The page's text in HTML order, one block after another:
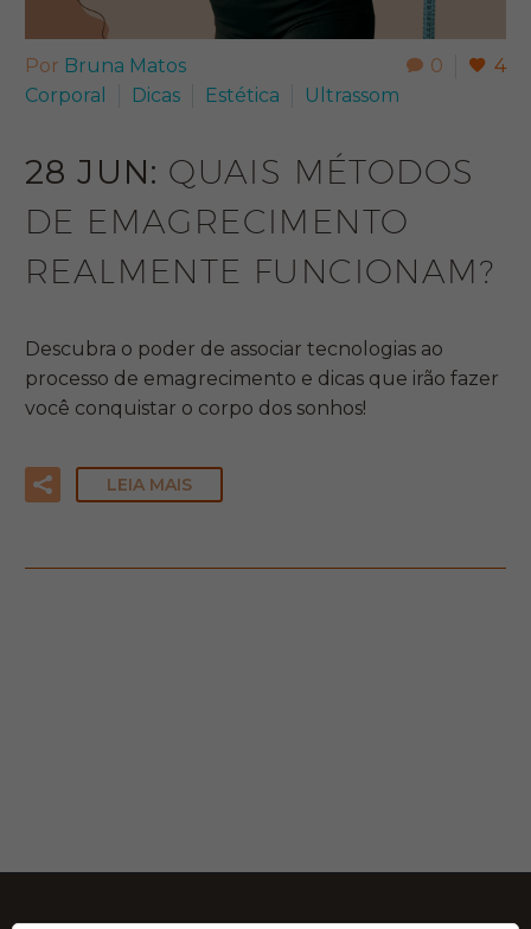
0 4
Por Bruna Matos
Corporal
Dicas Estética Ultrassom
28 JUN: QUAIS MÉTODOS
DE EMAGRECIMENTO
REALMENTE FUNCIONAM?
Descubra o poder de associar tecnologias ao
processo de emagrecimento e dicas que irão fazer
você conquistar o corpo dos sonhos!
LEIA MAIS